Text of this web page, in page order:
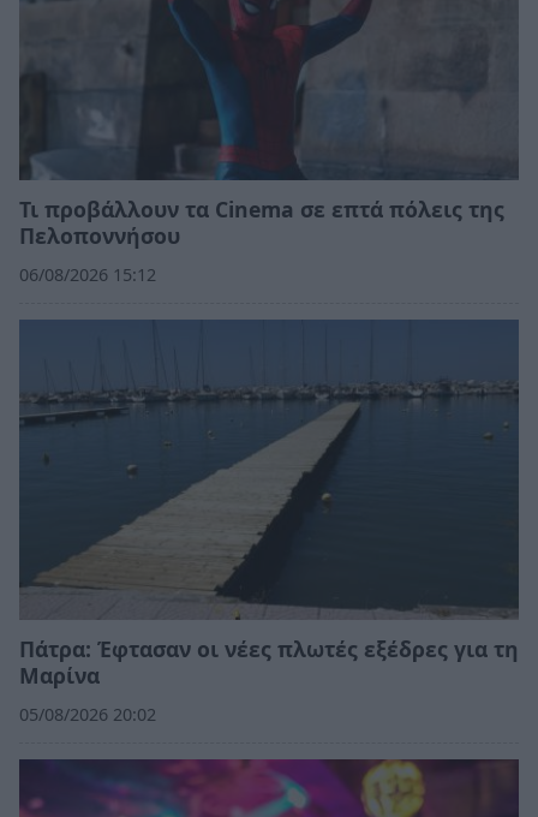
Τι προβάλλουν τα Cinema σε επτά πόλεις της
Πελοποννήσου
06/08/2026 15:12
Πάτρα: Έφτασαν οι νέες πλωτές εξέδρες για τη
Μαρίνα
05/08/2026 20:02